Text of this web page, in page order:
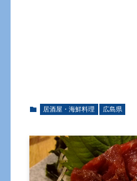
居酒屋・海鮮料理 広島県